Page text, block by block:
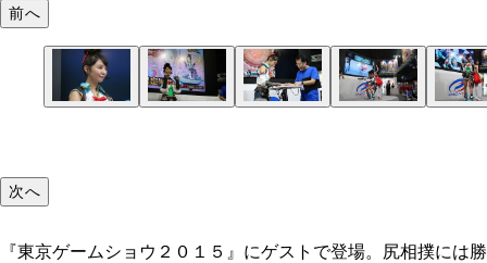
前へ
次へ
『東京ゲームショウ２０１５』にゲストで登場。尻相撲には勝